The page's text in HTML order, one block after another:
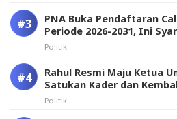
PNA Buka Pendaftaran
Periode 2026-2031, Ini
Politik
Rahul Resmi Maju Ketua
Satukan Kader dan
Politik